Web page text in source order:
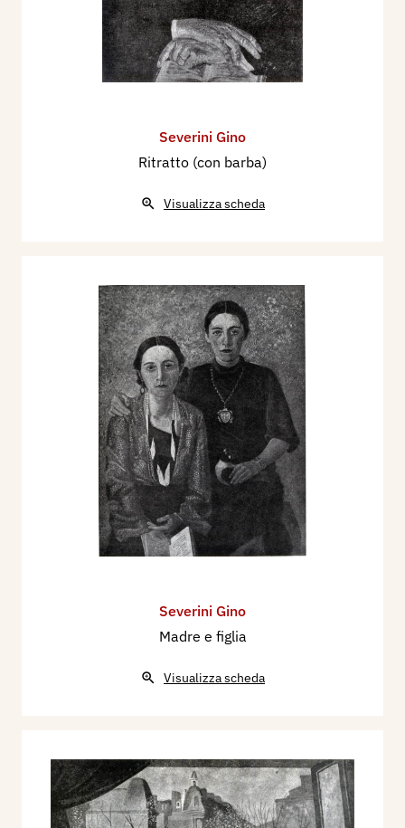
Severini Gino
Ritratto (con barba)
Visualizza scheda
Severini Gino
Madre e figlia
Visualizza scheda